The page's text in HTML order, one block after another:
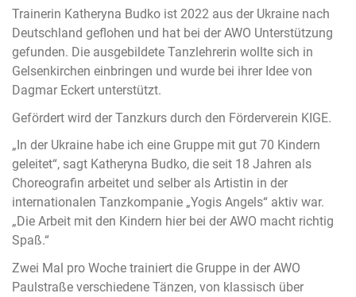
Trainerin Katheryna Budko ist 2022 aus der Ukraine nach
Deutschland geflohen und hat bei der AWO Unterstützung
gefunden. Die ausgebildete Tanzlehrerin wollte sich in
Gelsenkirchen einbringen und wurde bei ihrer Idee von
Dagmar Eckert unterstützt.
Gefördert wird der Tanzkurs durch den Förderverein KIGE.
„In der Ukraine habe ich eine Gruppe mit gut 70 Kindern
geleitet“, sagt Katheryna Budko, die seit 18 Jahren als
Choreografin arbeitet und selber als Artistin in der
internationalen Tanzkompanie „Yogis Angels“ aktiv war.
„Die Arbeit mit den Kindern hier bei der AWO macht richtig
Spaß.“
Zwei Mal pro Woche trainiert die Gruppe in der AWO
Paulstraße verschiedene Tänzen, von klassisch über